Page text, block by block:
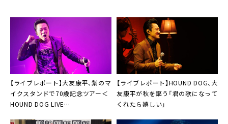
【ライブレポート】大友康平、紫のマ
イクスタンドで70歳記念ツアー＜
HOUND DOG LIVE
【ライブレポート】HOUND DOG、大
友康平が秋を謳う「君の歌になって
くれたら嬉しい」